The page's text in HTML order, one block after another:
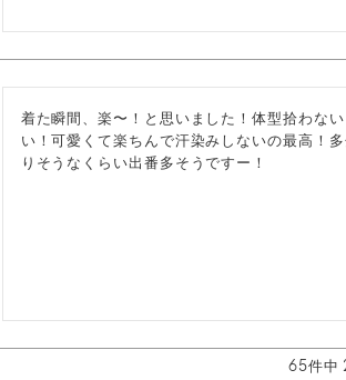
着た瞬間、楽〜！と思いました！体型拾わな
い！可愛くて楽ちんで汗染みしないの最高！
りそうなくらい出番多そうですー！
65件中